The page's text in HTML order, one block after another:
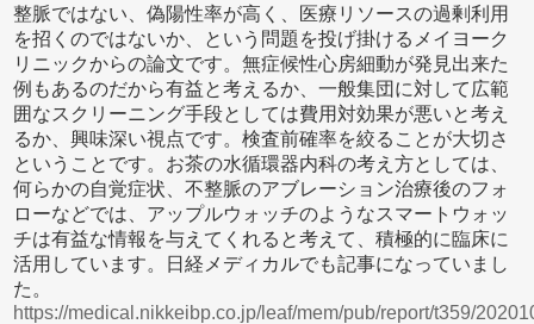
整脈ではない、偽陽性率が高く、医療リソースの過剰利用
を招くのではないか、という問題を投げ掛けるメイヨーク
リニックからの論文です。無症候性心房細動が発見出来た
例もあるのだから有益と考えるか、一般集団に対して広範
囲なスクリーニング手段としては費用対効果が悪いと考え
るか、興味深い視点です。検査前確率を絞ることが大切さ
ということです。お茶の水循環器内科の考え方としては、
何らかの自覚症状、不整脈のアブレーション治療後のフォ
ローなどでは、アップルウォッチのようなスマートウォッ
チは有益な情報を与えてくれると考えて、積極的に臨床に
活用しています。日経メディカルでも記事になっていまし
た。
https://medical.nikkeibp.co.jp/leaf/mem/pub/report/t359/